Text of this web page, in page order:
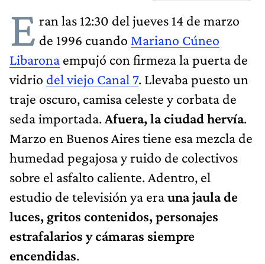
E ran las 12:30 del jueves 14 de marzo
de 1996 cuando Mariano Cúneo
Libarona empujó con firmeza la puerta de
vidrio del viejo Canal 7. Llevaba puesto un
traje oscuro, camisa celeste y corbata de
seda importada.Afuera, la ciudad hervía.
Marzo en Buenos Aires tiene esa mezcla de
humedad pegajosa y ruido de colectivos
sobre el asfalto caliente. Adentro, el
estudio de televisión ya erauna jaula de
luces, gritos contenidos, personajes
estrafalarios y cámaras siempre
encendidas.